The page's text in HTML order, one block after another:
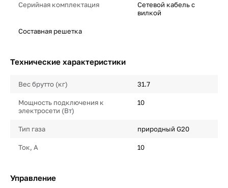
Серийная комплектация
Сетевой кабель с
вилкой
Составная решетка
Технические характеристики
Вес брутто (кг) 31.7
Мощность подключения к
электросети (Вт)
10
Тип газа природный G20
Ток, А 10
Управление